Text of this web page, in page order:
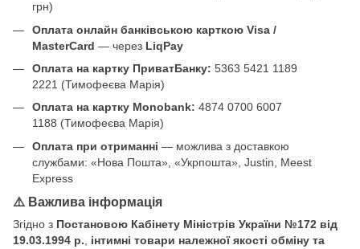
грн)
Оплата онлайн банківською карткою Visa /
MasterCard — через LiqPay
Оплата на картку ПриватБанку: 5363 5421 1189
2221 (Тимофеєва Марія)
Оплата на картку Monobank: 4874 0700 6007
1188 (Тимофеєва Марія)
Оплата при отриманні — можлива з доставкою
службами: «Нова Пошта», «Укрпошта», Justin, Meest
Express
⚠️ Важлива інформація
Згідно з Постановою Кабінету Міністрів України №172 від
19.03.1994 р.
інтимні товари належної якості обміну та